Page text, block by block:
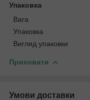
Упаковка
Вага
Упаковка
Вигляд упаковки
Приховати
Умови доставки